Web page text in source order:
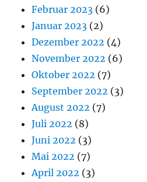
Februar 2023 (6)
Januar 2023 (2)
Dezember 2022 (4)
November 2022 (6)
Oktober 2022 (7)
September 2022 (3)
August 2022 (7)
Juli 2022 (8)
Juni 2022 (3)
Mai 2022 (7)
April 2022 (3)